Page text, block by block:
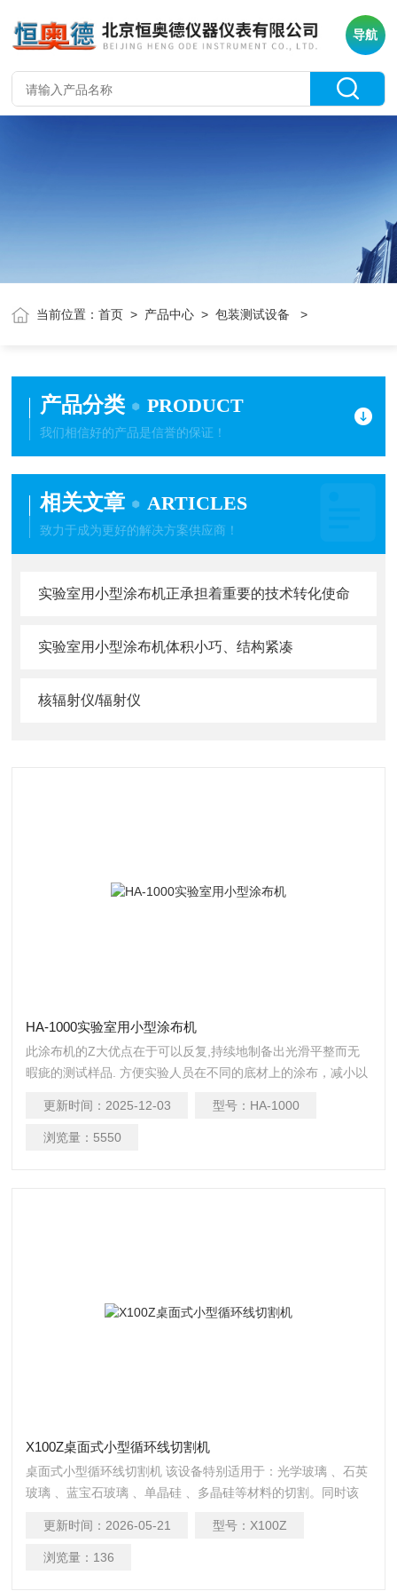
导航
当前位置：首页 > 产品中心 >包装测试设备 >
产品分类 PRODUCT
我们相信好的产品是信誉的保证！
相关文章 ARTICLES
致力于成为更好的解决方案供应商！
实验室用小型涂布机正承担着重要的技术转化使命
实验室用小型涂布机体积小巧、结构紧凑
核辐射仪/辐射仪
HA-1000实验室用小型涂布机
此涂布机的Z大优点在于可以反复,持续地制备出光滑平整而无
暇疵的测试样品. 方便实验人员在不同的底材上的涂布，减小以
床为块平整的玻璃.
更新时间： 2025-12-03 型号： HA-1000
浏览量： 5550
X100Z桌面式小型循环线切割机
桌面式小型循环线切割机 该设备特别适用于：光学玻璃 、石英
玻璃 、蓝宝石玻璃 、单晶硅 、多晶硅等材料的切割。同时该
碳碳 、泡沫铝（蜂窝铝） 、翡翠 、玉石 、岩石矿物标本 、人
工晶体KTP 、溅射靶材 、复合材料等
更新时间： 2026-05-21 型号： X100Z
浏览量： 136